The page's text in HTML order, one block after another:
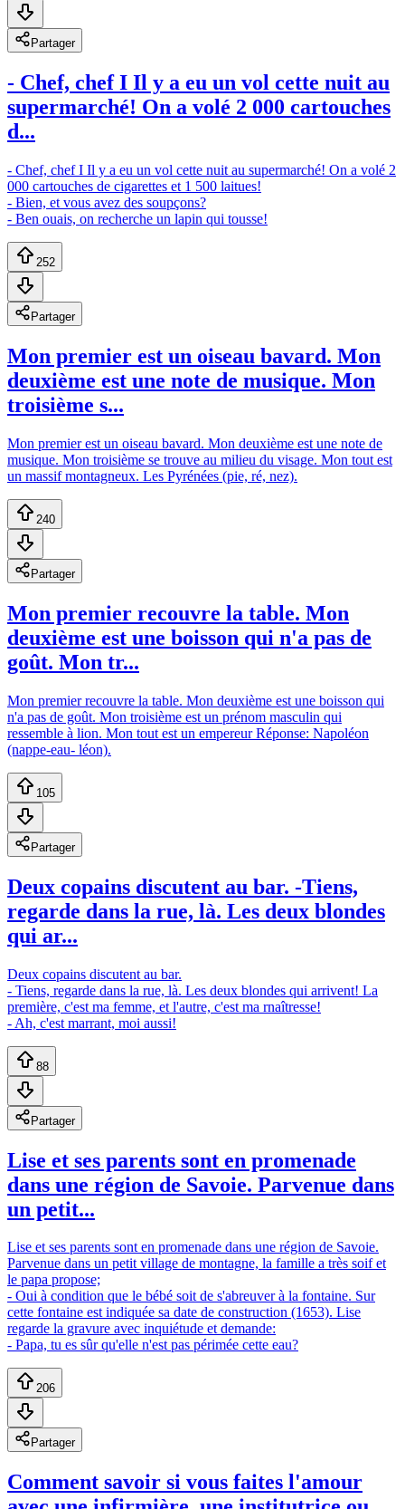
Partager
- Chef, chef I Il y a eu un vol cette nuit au
supermarché! On a volé 2 000 cartouches
d...
- Chef, chef I Il y a eu un vol cette nuit au supermarché! On a volé 2
000 cartouches de cigarettes et 1 500 laitues!
- Bien, et vous avez des soupçons?
- Ben ouais, on recherche un lapin qui tousse!
252
Partager
Mon premier est un oiseau bavard. Mon
deuxième est une note de musique. Mon
troisième s...
Mon premier est un oiseau bavard. Mon deuxième est une note de
musique. Mon troisième se trouve au milieu du visage. Mon tout est
un massif montagneux. Les Pyrénées (pie, ré, nez).
240
Partager
Mon premier recouvre la table. Mon
deuxième est une boisson qui n'a pas de
goût. Mon tr...
Mon premier recouvre la table. Mon deuxième est une boisson qui
n'a pas de goût. Mon troisième est un prénom masculin qui
ressemble à lion. Mon tout est un empereur Réponse: Napoléon
(nappe-eau- léon).
105
Partager
Deux copains discutent au bar. -Tiens,
regarde dans la rue, là. Les deux blondes
qui ar...
Deux copains discutent au bar.
- Tiens, regarde dans la rue, là. Les deux blondes qui arrivent! La
première, c'est ma femme, et l'autre, c'est ma rnaîtresse!
- Ah, c'est marrant, moi aussi!
88
Partager
Lise et ses parents sont en promenade
dans une région de Savoie. Parvenue dans
un petit...
Lise et ses parents sont en promenade dans une région de Savoie.
Parvenue dans un petit village de montagne, la famille a très soif et
le papa propose;
- Oui à condition que le bébé soit de s'abreuver à la fontaine. Sur
cette fontaine est indiquée sa date de construction (1653). Lise
regarde la gravure avec inquiétude et demande:
- Papa, tu es sûr qu'elle n'est pas périmée cette eau?
206
Partager
Comment savoir si vous faites l'amour